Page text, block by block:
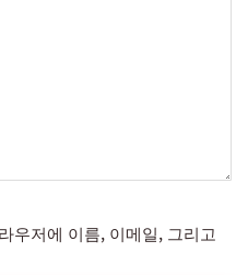
우저에 이름, 이메일, 그리고